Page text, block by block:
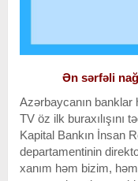
Ən sərfəli
Azərbaycanın banklar
TV öz ilk buraxılışını
Kapital Bankın İnsan
departamentinin
xanım həm bizim,